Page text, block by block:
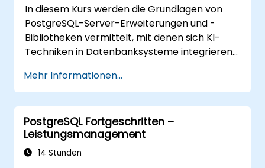
In diesem Kurs werden die Grundlagen von
PostgreSQL-Server-Erweiterungen und -
Bibliotheken vermittelt, mit denen sich KI-
Techniken in Datenbanksysteme integrieren
semantische Suche auf Basis von Embedding-
Vektoren, Text-zu-SQL-Abfragen sowie das
Konzept der Retrieval-Augmented
Generation (RAG). Die Teilnehmer lernen, wie
man PgVector und PgAI installiert, Vektor-
Embeddings erzeugt und lädt, Vektor-Indizes
Mehr Informationen...
PostgreSQL Fortgeschritten –
Leistungsmanagement
14 Stunden